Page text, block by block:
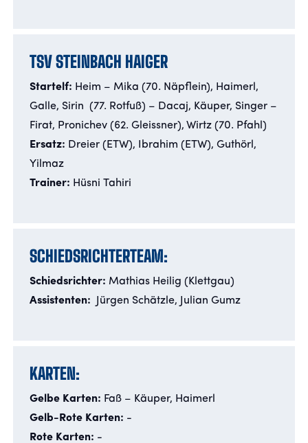
TSV STEINBACH HAIGER
Startelf: Heim – Mika (70. Näpflein), Haimerl,
Galle, Sirin (77. Rotfuß) – Dacaj, Käuper, Singer –
Firat, Pronichev (62. Gleissner), Wirtz (70. Pfahl)
Ersatz: Dreier (ETW), Ibrahim (ETW), Guthörl,
Yilmaz
Trainer: Hüsni Tahiri
SCHIEDSRICHTERTEAM:
Schiedsrichter: Mathias Heilig (Klettgau)
Assistenten:
Jürgen Schätzle, Julian Gumz
KARTEN:
Gelbe Karten: Faß – Käuper, Haimerl
Gelb-Rote Karten: -
Rote Karten: -